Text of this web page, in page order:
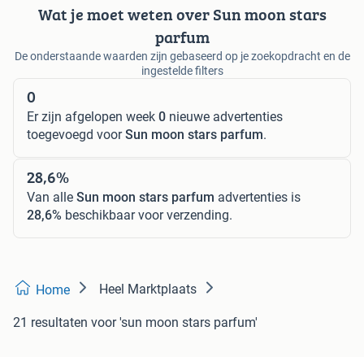
Wat je moet weten over Sun moon stars
parfum
De onderstaande waarden zijn gebaseerd op je zoekopdracht en de
ingestelde filters
0
Er zijn afgelopen week 0 nieuwe advertenties
toegevoegd voorSun moon stars parfum.
28,6%
Van alle Sun moon stars parfum advertenties is
28,6% beschikbaar voor verzending.
Home Heel Marktplaats
21 resultaten voor 'sun moon stars parfum'